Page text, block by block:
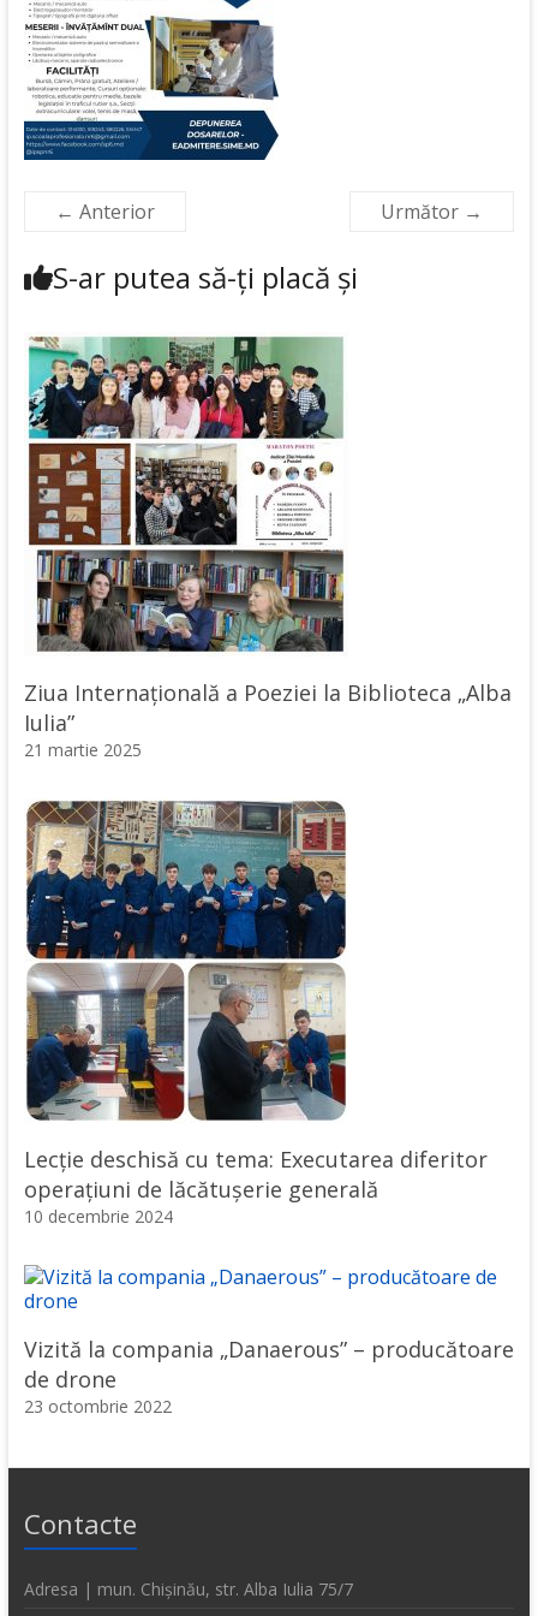
← Anterior Următor →
S-ar putea să-ți placă și
Ziua Internațională a Poeziei la Biblioteca „Alba
Iulia”
21 martie 2025
Lecție deschisă cu tema: Executarea diferitor
operațiuni de lăcătușerie generală
10 decembrie 2024
Vizită la compania „Danaerous” – producătoare
de drone
23 octombrie 2022
Contacte
Adresa | mun. Chișinău, str. Alba Iulia 75/7